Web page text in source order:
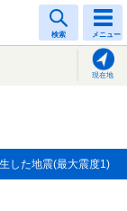
検索 メニュー
現在地
した地震(最大震度1)